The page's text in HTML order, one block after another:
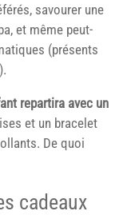
savourer une
et même peut-
(présents
repartira avec un
et un bracelet
De quoi
cadeaux